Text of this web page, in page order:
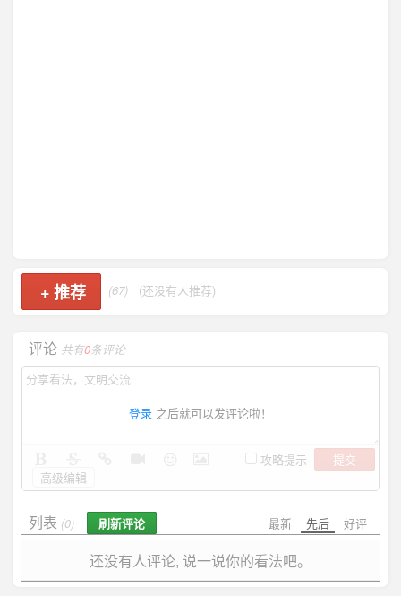
+推荐 (67) (还没有人推荐)
评论 共有0条评论
登录 之后就可以发评论啦！
攻略提示
提交
高级编辑
最新 先后 好评
列表 (0) 刷新评论
还没有人评论, 说一说你的看法吧。